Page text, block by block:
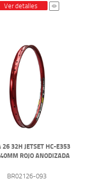
Ver detalles
26 32H JETSET HC-E353
ROJO ANODIZADA
BR02126-093